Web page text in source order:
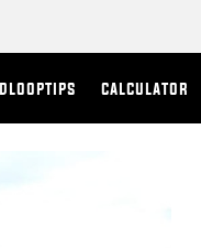
calculator